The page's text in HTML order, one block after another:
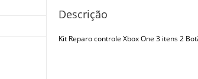
Descrição
Kit Reparo controle Xbox One 3 itens 2